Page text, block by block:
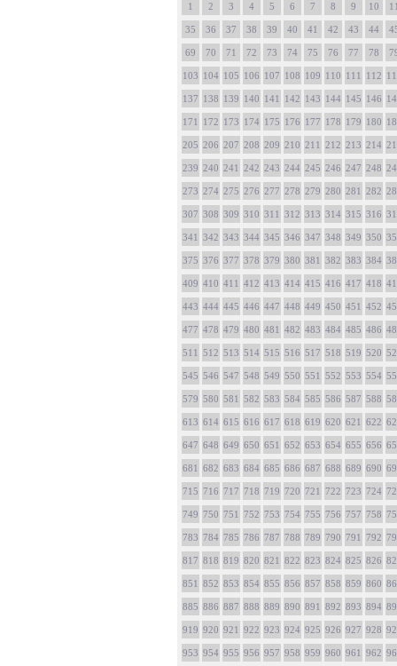
1 2 3 4 5 6 7 8 9 10
35 36 37 38 39 40 41 42 43 44
69 70 71 72 73 74 75 76 77 78
103 104 105 106 107 108 109 110 111 112
137 138 139 140 141 142 143 144 145 146
171 172 173 174 175 176 177 178 179 180
205 206 207 208 209 210 211 212 213 214
239 240 241 242 243 244 245 246 247 248
273 274 275 276 277 278 279 280 281 282
307 308 309 310 311 312 313 314 315 316
341 342 343 344 345 346 347 348 349 350
375 376 377 378 379 380 381 382 383 384
409 410 411 412 413 414 415 416 417 418
443 444 445 446 447 448 449 450 451 452
477 478 479 480 481 482 483 484 485 486
511 512 513 514 515 516 517 518 519 520
545 546 547 548 549 550 551 552 553 554
579 580 581 582 583 584 585 586 587 588
613 614 615 616 617 618 619 620 621 622
647 648 649 650 651 652 653 654 655 656
681 682 683 684 685 686 687 688 689 690
715 716 717 718 719 720 721 722 723 724
749 750 751 752 753 754 755 756 757 758
783 784 785 786 787 788 789 790 791 792
817 818 819 820 821 822 823 824 825 826
851 852 853 854 855 856 857 858 859 860
885 886 887 888 889 890 891 892 893 894
919 920 921 922 923 924 925 926 927 928
953 954 955 956 957 958 959 960 961 962